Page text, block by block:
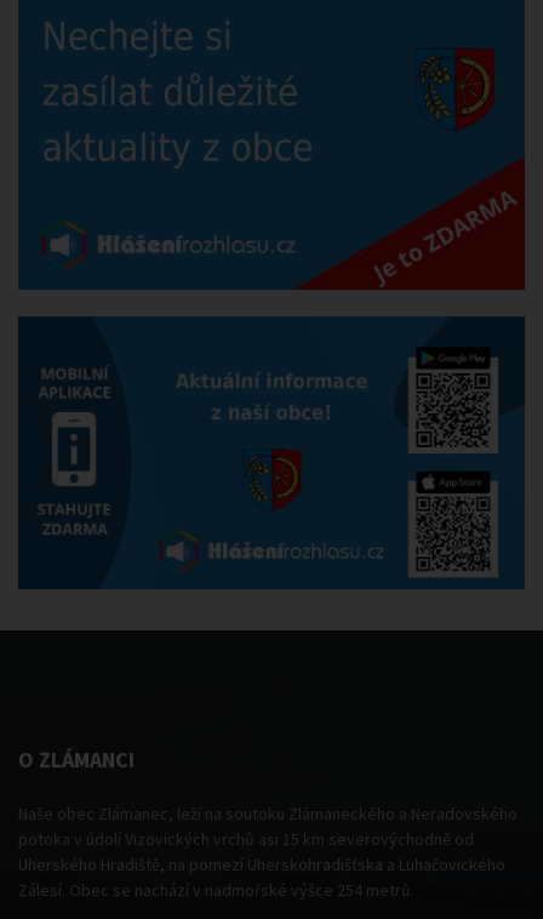
O ZLÁMANCI
Naše obec Zlámanec, leží na soutoku Zlámaneckého a Neradovského
potoka v údolí Vizovických vrchů asi 15 km severovýchodně od
Uherského Hradiště, na pomezí Uherskohradišťska a Luhačovického
Zálesí. Obec se nachází v nadmořské výšce 254 metrů.